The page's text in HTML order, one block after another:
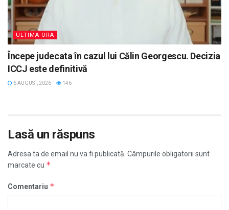
ULTIMA ORA
Începe judecata în cazul lui Călin Georgescu. Decizia
ICCJ este definitivă
6 AUGUST, 2026 146
Lasă un răspuns
Adresa ta de email nu va fi publicată. Câmpurile obligatorii sunt
marcate cu *
Comentariu *